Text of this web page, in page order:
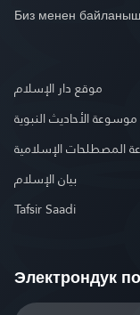
Биз менен байланыш
موقع دار الإسلام
موسوعة الأحاديث النبوية
المصطلحات الإسلامية
بيان الإسلام
Tafsir Saadi
Электрондук